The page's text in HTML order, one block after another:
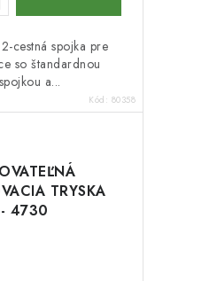
cestná spojka pre
so štandardnou
a...
Kód: 80358
TRYSKA
4730